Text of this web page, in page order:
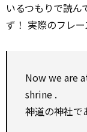
いるつもりで読
ず！ 実際のフレー
Now we are
shrine .
神道の神社で